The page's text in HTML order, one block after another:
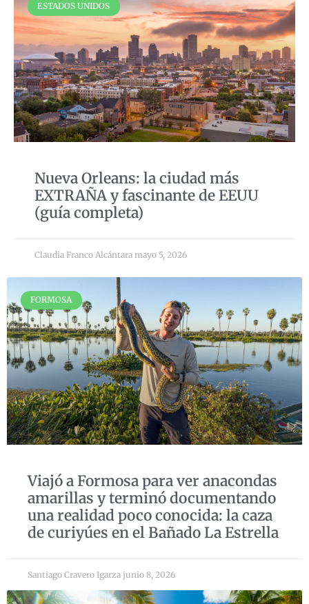
ESTADOS UNIDOS
Nueva Orleans: la ciudad más
EXTRAÑA y fascinante de EEUU
(guía completa)
Claudia Franco Alcántara mayo 5, 2026
FORMOSA
Viajó a Formosa para ver anacondas
amarillas y terminó documentando
una realidad poco conocida: la caza
de curiyúes en el Bañado La Estrella
Santiago Cravero Igarza junio 8, 2026